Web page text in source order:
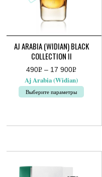
AJ ARABIA (WIDIAN) BLACK
COLLECTION II
490Р
УБ.
– 17 900Р
УБ.
Диапазон
490руб.
Aj Arabia (Widian)
Выберите параметры
имеет
Опции
выбрать